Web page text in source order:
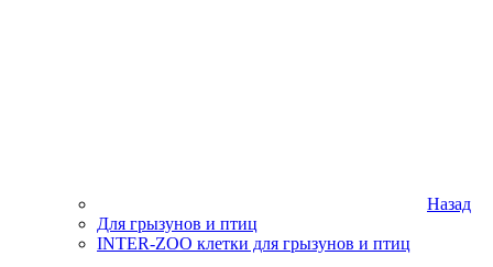
Назад
Для грызунов и птиц
INTER-ZOO клетки для грызунов и птиц